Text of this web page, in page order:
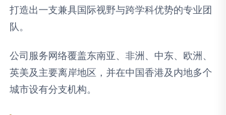
打造出一支兼具国际视野与跨学科优势的专业团
队。
公司服务网络覆盖东南亚、非洲、中东、欧洲、
英美及主要离岸地区，并在中国香港及内地多个
城市设有分支机构。